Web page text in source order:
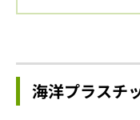
海洋プラスチ